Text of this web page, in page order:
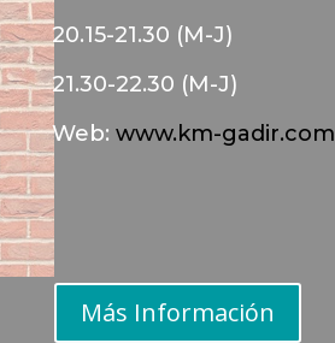
20.15-21.30 (M-J)
21.30-22.30 (M-J)
Web: www.km-gadir.com
Más Información